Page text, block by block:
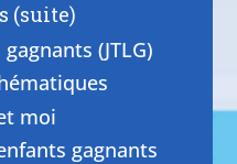
(suite)
(JTLG)
moi
gagnants